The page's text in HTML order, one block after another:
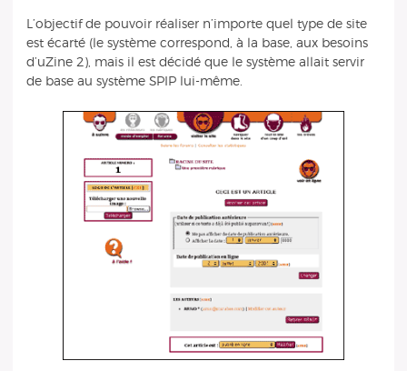
L’objectif de pouvoir réaliser n’importe quel type de site
est écarté (le système correspond, à la base, aux besoins
d’uZine 2), mais il est décidé que le système allait servir
de base au système SPIP lui-même.